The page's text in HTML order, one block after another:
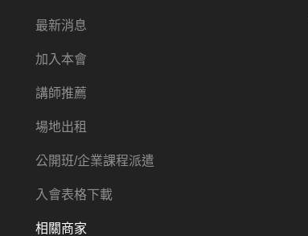
最新消息
加入本會
講師推薦
場地出租
公開班/企業課程派遣
入會表格下載
相關商家